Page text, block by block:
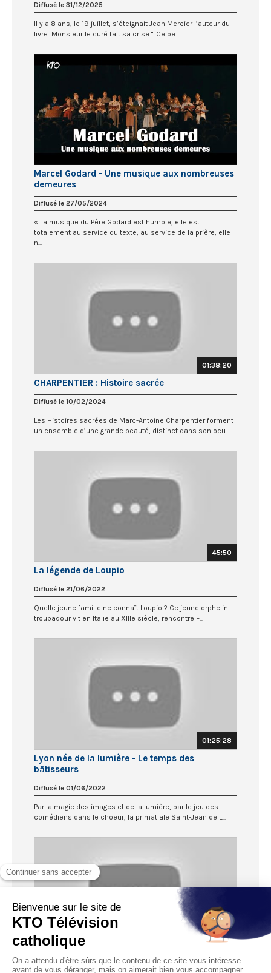
Diffusé le 31/12/2025
Il y a 8 ans, le 19 juillet, s’éteignait Jean Mercier l’auteur du
livre "Monsieur le curé fait sa crise ". Ce be...
Marcel Godard - Une musique aux nombreuses
demeures
Diffusé le 27/05/2024
« La musique du Père Godard est humble, elle est
totalement au service du texte, au service de la prière, elle
n...
01:38:20
CHARPENTIER : Histoire sacrée
Diffusé le 10/02/2024
Les Histoires sacrées de Marc-Antoine Charpentier forment
un ensemble d’une grande beauté, distinct dans son oeu...
45:50
La légende de Loupio
Diffusé le 21/06/2022
Quelle jeune famille ne connaît Loupio ? Ce jeune orphelin
troubadour vit en Italie au XIIIe siècle, rencontre F...
01:25:28
Lyon née de la lumière - Le temps des
bâtisseurs
Diffusé le 01/06/2022
Par la magie des images et de la lumière, par le jeu des
comédiens dans le choeur, la primatiale Saint-Jean de L...
12:22
Il faut que je te parle